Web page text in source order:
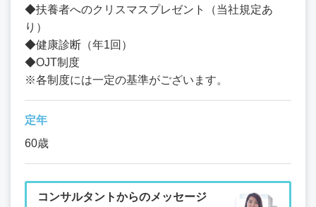
◆扶養者へのクリスマスプレゼント（当社規定あ
り）
◆健康診断（年1回）
◆OJT制度
※各制度には一定の基準がございます。
定年
60歳
コンサルタントからのメッセージ